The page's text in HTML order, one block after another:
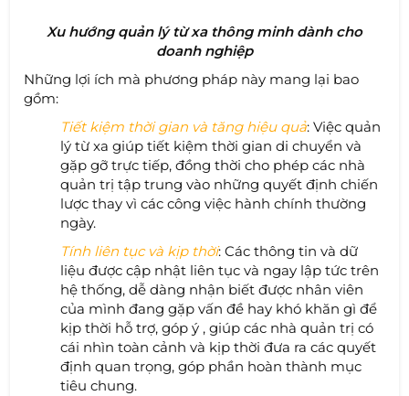
Xu hướng quản lý từ xa thông minh dành cho
doanh nghiệp
Những lợi ích mà phương pháp này mang lại bao
gồm:
Tiết kiệm thời gian và tăng hiệu quả: Việc quản
lý từ xa giúp tiết kiệm thời gian di chuyển và
gặp gỡ trực tiếp, đồng thời cho phép các nhà
quản trị tập trung vào những quyết định chiến
lược thay vì các công việc hành chính thường
ngày.
Tính liên tục và kịp thời: Các thông tin và dữ
liệu được cập nhật liên tục và ngay lập tức trên
hệ thống, dễ dàng nhận biết được nhân viên
của mình đang gặp vấn đề hay khó khăn gì để
kịp thời hỗ trợ, góp ý , giúp các nhà quản trị có
cái nhìn toàn cảnh và kịp thời đưa ra các quyết
định quan trọng, góp phần hoàn thành mục
tiêu chung.